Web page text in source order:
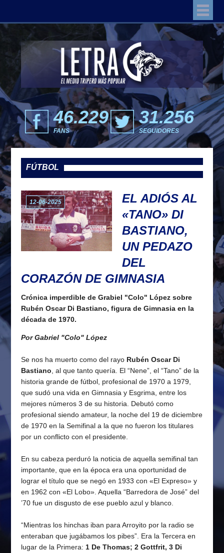
46.229
FANS
31.256
SEGUIDORES
FÚTBOL
12-06-2025
EL ADIÓS AL
«TANO» DI
BASTIANO,
UN PEDAZO
DEL
CORAZÓN DE GIMNASIA
Crónica imperdible de Grabiel "Colo" López sobre
Rubén Oscar Di Bastiano, figura de Gimnasia en la
década de 1970.
Por Gabriel "Colo" López
Se nos ha muerto como del rayo Rubén Oscar Di
Bastiano , al que tanto quería. El “Nene”, el “Tano” de la
historia grande de fútbol, profesional de 1970 a 1979,
que sudó una vida en Gimnasia y Esgrima, entre los
mejores números 3 de su historia. Debutó como
profesional siendo amateur, la noche del 19 de diciembre
de 1970 en la Semifinal a la que no fueron los titulares
por un conflicto con el presidente.
En su cabeza perduró la noticia de aquella semifinal tan
importante, que en la época era una oportunidad de
lograr el título que se negó en 1933 con «El Expreso» y
en 1962 con «El Lobo». Aquella “Barredora de José” del
’70 fue un disgusto de ese pueblo azul y blanco.
“Mientras los hinchas iban para Arroyito por la radio se
enteraban que jugábamos los pibes”. Era la Tercera en
lugar de la Primera: 1 De Thomas; 2 Gottfrit, 3 Di